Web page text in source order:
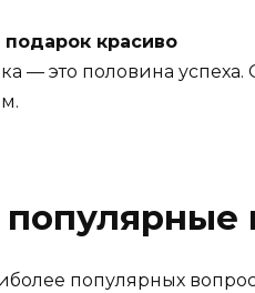
красиво
— это половина
популярных